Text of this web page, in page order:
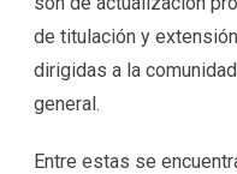
de titulación y
dirigidas a la
general.
Entre estas se